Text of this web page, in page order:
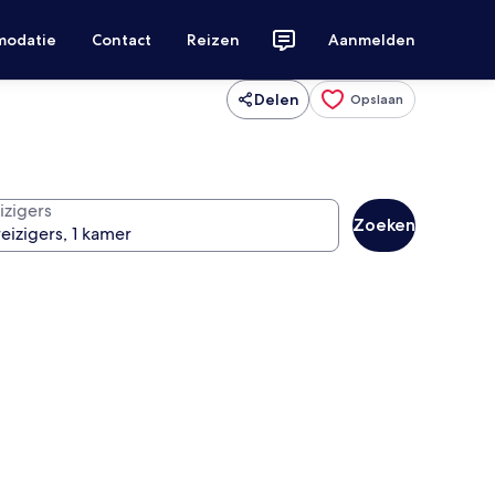
Contact Reizen Aanmelden
Delen Opslaan
Zoeken